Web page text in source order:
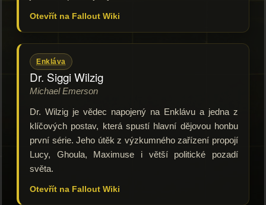
Otevřít na Fallout Wiki
Dr. Siggi Wilzig
Michael Emerson
Enkláva
Dr. Wilzig je vědec napojený na Enklávu a jedna z
klíčových postav, která spustí hlavní dějovou honbu
první série. Jeho útěk z výzkumného zařízení propojí
Lucy, Ghoula, Maximuse i větší politické pozadí
světa.
Otevřít na Fallout Wiki